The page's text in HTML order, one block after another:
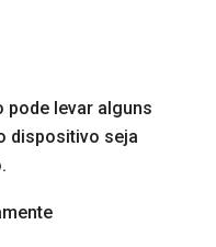
pode levar alguns
dispositivo seja